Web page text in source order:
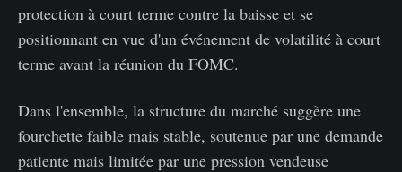
protection à court terme contre la baisse et se
positionnant en vue d'un événement de volatilité à court
terme avant la réunion du FOMC.
Dans l'ensemble, la structure du marché suggère une
fourchette faible mais stable, soutenue par une demande
patiente mais limitée par une pression vendeuse